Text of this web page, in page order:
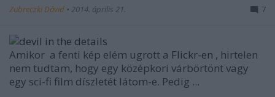
Zubreczki Dávid • 2014. április 21. 7
Amikor a fenti kép elém ugrott a Flickr-en , hirtelen
nem tudtam, hogy egy középkori várbörtönt vagy
egy sci-fi film díszletét látom-e. Pedig ...